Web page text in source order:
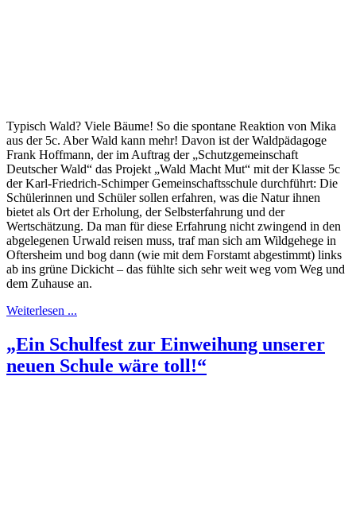
Typisch Wald? Viele Bäume! So die spontane Reaktion von Mika
aus der 5c. Aber Wald kann mehr! Davon ist der Waldpädagoge
Frank Hoffmann, der im Auftrag der „Schutzgemeinschaft
Deutscher Wald“ das Projekt „Wald Macht Mut“ mit der Klasse 5c
der Karl-Friedrich-Schimper Gemeinschaftsschule durchführt: Die
Schülerinnen und Schüler sollen erfahren, was die Natur ihnen
bietet als Ort der Erholung, der Selbsterfahrung und der
Wertschätzung. Da man für diese Erfahrung nicht zwingend in den
abgelegenen Urwald reisen muss, traf man sich am Wildgehege in
Oftersheim und bog dann (wie mit dem Forstamt abgestimmt) links
ab ins grüne Dickicht – das fühlte sich sehr weit weg vom Weg und
dem Zuhause an.
Weiterlesen ...
„Ein Schulfest zur Einweihung unserer
neuen Schule wäre toll!“